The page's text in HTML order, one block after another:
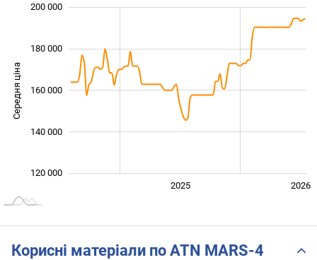
Середня ціна 120 000
120 000
140 000
160 000
180 000
200 000
2025 2026
Корисні матеріали по ATN MARS-4